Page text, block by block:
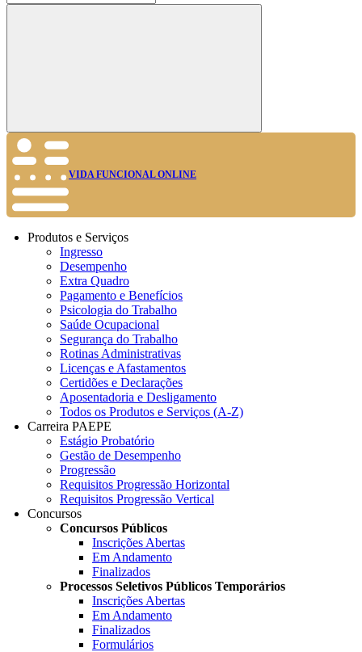
Buscar
VIDA FUNCIONAL ONLINE
Produtos e Serviços
Ingresso
Desempenho
Extra Quadro
Pagamento e Benefícios
Psicologia do Trabalho
Saúde Ocupacional
Segurança do Trabalho
Rotinas Administrativas
Licenças e Afastamentos
Certidões e Declarações
Aposentadoria e Desligamento
Todos os Produtos e Serviços (A-Z)
Carreira PAEPE
Estágio Probatório
Gestão de Desempenho
Progressão
Requisitos Progressão Horizontal
Requisitos Progressão Vertical
Concursos
Concursos Públicos
Inscrições Abertas
Em Andamento
Finalizados
Processos Seletivos Públicos Temporários
Inscrições Abertas
Em Andamento
Finalizados
Formulários